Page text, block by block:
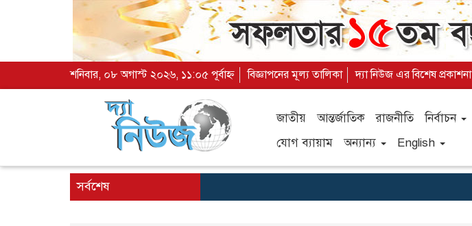
শনিবার, ০৮ অগাস্ট ২০২৬, ১১:০৫ পূর্বাহ্ন বিজ্ঞাপনের মূল্য তালিকা দ্যা নিউজ এর বিশেষ প্রকাশনা
জাতীয় আন্তর্জাতিক রাজনীতি নির্বাচন
যোগ ব্যায়াম
অন্যান্য English
সর্বশেষ